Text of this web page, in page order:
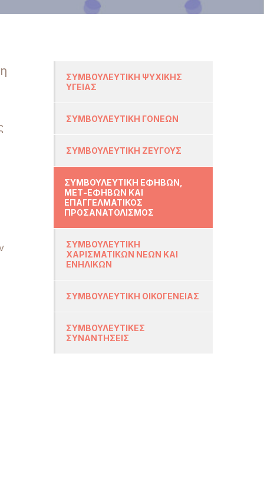
ΣΥΜΒΟΥΛΕΥΤΙΚΗ ΨΥΧΙΚΗΣ
ΥΓΕΙΑΣ
ΣΥΜΒΟΥΛΕΥΤΙΚΗ ΓΟΝΕΩΝ
ΣΥΜΒΟΥΛΕΥΤΙΚΗ ΖΕΥΓΟΥΣ
ΣΥΜΒΟΥΛΕΥΤΙΚΗ ΕΦΗΒΩΝ,
ΜΕΤ-ΕΦΗΒΩΝ ΚΑΙ
ΕΠΑΓΓΕΛΜΑΤΙΚΟΣ
ΠΡΟΣΑΝΑΤΟΛΙΣΜΟΣ
ΣΥΜΒΟΥΛΕΥΤΙΚΗ
ΧΑΡΙΣΜΑΤΙΚΩΝ ΝΕΩΝ ΚΑΙ
ΕΝΗΛΙΚΩΝ
ΣΥΜΒΟΥΛΕΥΤΙΚΗ ΟΙΚΟΓΕΝΕΙΑΣ
ΣΥΜΒΟΥΛΕΥΤΙΚΕΣ
ΣΥΝΑΝΤΗΣΕΙΣ